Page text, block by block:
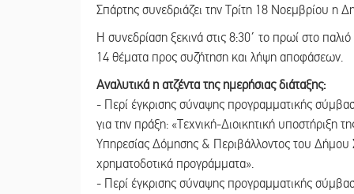
Σπάρτης συνεδριάζει την Τρίτη 18 Νοεμβρίου η
Η συνεδρίαση ξεκινά στις 8:30΄ το πρωί στο
14 θέματα προς συζήτηση και λήψη αποφάσεων.
Αναλυτικά η ατζέντα της ημερήσιας διάταξης:
- Περί έγκρισης σύναψης προγραμματικής
για την πράξη: «Τεχνική-Διοικητική υποστήριξη
Υπηρεσίας Δόμησης & Περιβάλλοντος του Δήμου
χρηματοδοτικά προγράμματα».
- Περί έγκρισης σύναψης προγραμματικής